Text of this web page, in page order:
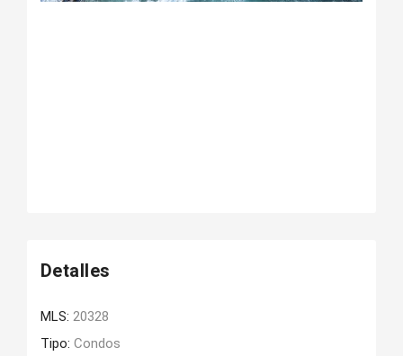
Detalles
MLS: 20328
Tipo: Condos